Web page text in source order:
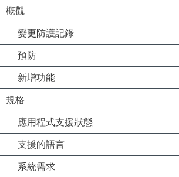
概觀
變更防護記錄
預防
新增功能
規格
應用程式支援狀態
支援的語言
系統需求